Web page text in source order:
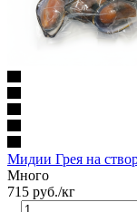
Мидии Грея на
Много
715 руб./кг